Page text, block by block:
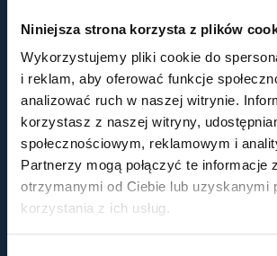
Niniejsza strona korzysta z plików
Wykorzystujemy pliki cookie do
i reklam, aby oferować funkcje
analizować ruch w naszej witrynie.
korzystasz z naszej witryny,
społecznościowym, reklamowym i
Partnerzy mogą połączyć te informacje
otrzymanymi od Ciebie lub uzyskanymi
korzystania z ich usług.
Usługi
Laserowa korekcja wzroku
Usuwanie zaćmy
Diagnostyka i leczenie jaskry
Pełna diagnostyka i leczenie tylnego
Zwyrodnienie plamki żółtej (AMD)
Plastyka powiek
Stymulatory tkankowe i inne zabiegi
Ortokorekcja wzroku
Punkt szczepień